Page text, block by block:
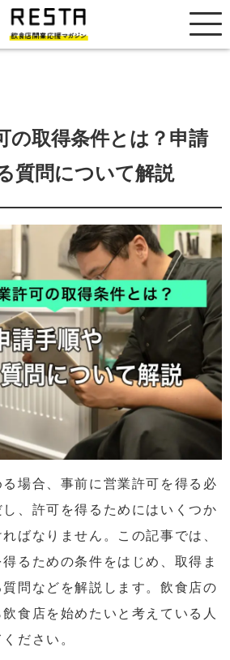
居抜き売却市場
の取得条件とは？申請
質問について解説
場合、事前に営業許可を得る必
、許可を得るためにはいくつか
ばなりません。この記事では、
るための条件をはじめ、取得ま
問などを解説します。飲食店の
食店を始めたいと考えている人
ださい。